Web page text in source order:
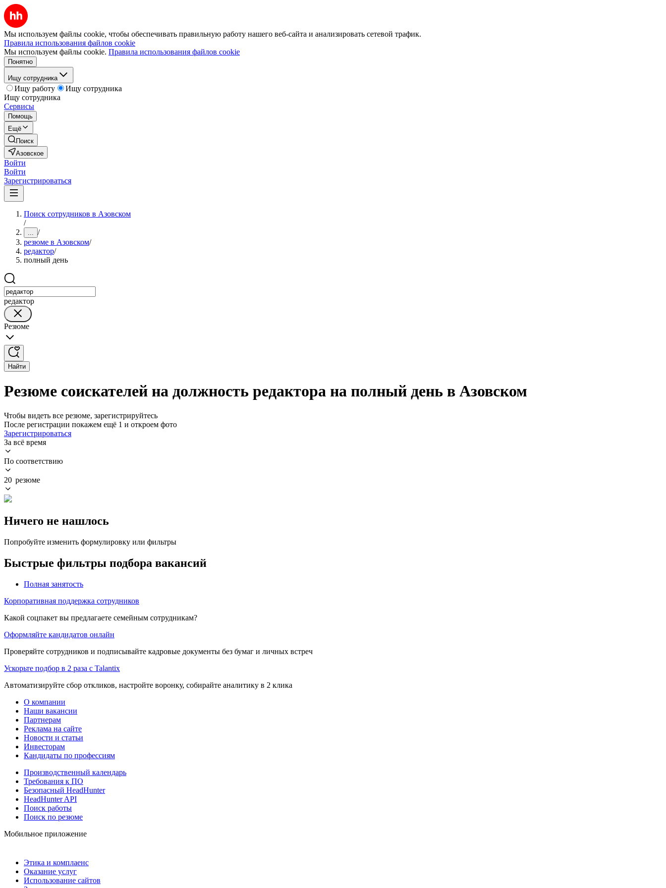
Мы используем файлы cookie, чтобы обеспечивать правильную работу нашего веб-сайта и анализировать сетевой трафик.
Правила использования файлов cookie
Мы используем файлы cookie. Правила использования файлов cookie
Понятно
Ищу сотрудника
Ищу работу
Ищу сотрудника
Ищу сотрудника
Сервисы
Помощь
Ещё
Поиск
Азовское
Войти
Войти
Зарегистрироваться
Поиск сотрудников в Азовском
/
... /
резюме в Азовском/
редактор/
полный день
редактор
Резюме
Найти
Резюме соискателей на должность редактора на полный день в Азовском
Чтобы видеть все резюме, зарегистрируйтесь
После регистрации покажем ещё 1 и откроем фото
Зарегистрироваться
За всё время
По соответствию
20 резюме
Ничего не нашлось
Попробуйте изменить формулировку или фильтры
Быстрые фильтры подбора вакансий
Полная занятость
Корпоративная поддержка сотрудников
Какой соцпакет вы предлагаете семейным сотрудникам?
Оформляйте кандидатов онлайн
Проверяйте сотрудников и подписывайте кадровые документы без бумаг и личных встреч
Ускорьте подбор в 2 раза с Talantix
Автоматизируйте сбор откликов, настройте воронку, собирайте аналитику в 2 клика
О компании
Наши вакансии
Партнерам
Реклама на сайте
Новости и статьи
Инвесторам
Кандидаты по профессиям
Производственный календарь
Требования к ПО
Безопасный HeadHunter
HeadHunter API
Поиск работы
Поиск по резюме
Мобильное приложение
Этика и комплаенс
Оказание услуг
Использование сайтов